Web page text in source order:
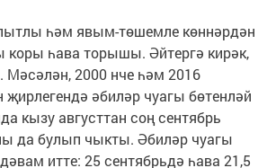
һәм явым-төшемле көннәрдән
коры һава торышы. Әйтергә кирәк,
Мәсәлән, 2000 нче һәм 2016
җирлегендә әбиләр чуагы бөтенләй
кызу августтан соң сентябрь
да булып чыкты. Әбиләр чуагы
итте: 25 сентябрьдә һава 21,5